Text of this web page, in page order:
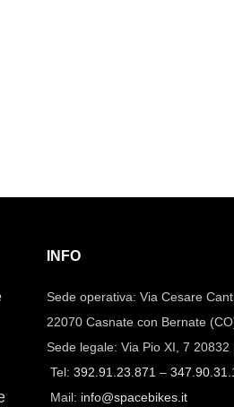
INFO
Sede operativa: Via Cesare
22070 Casnate con Bernate
Sede legale: Via Pio XI, 7 20832
Tel: 392.91.23.871 –
Mail: info@spacebikes.it